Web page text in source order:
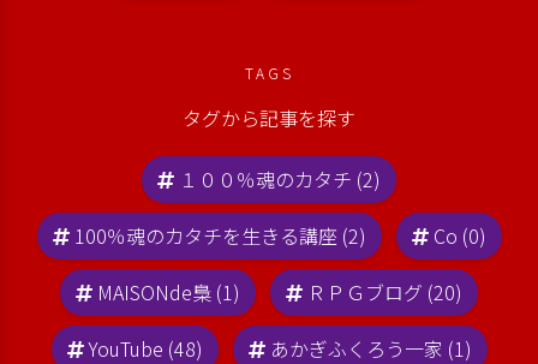
TAGS
タグから記事を探す
１００％魂のカタチ (2)
100％魂のカタチを生きる講座 (2)
Co (0)
MAISONde梟 (1)
ＲＰＧブログ (20)
YouTube (48)
あかぎふくろう一家 (1)